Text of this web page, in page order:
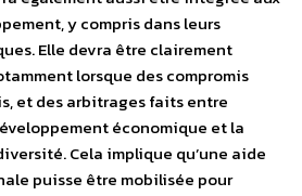
y compris dans leurs
Elle devra être clairement
lorsque des compromis
et des arbitrages faits entre
économique et la
Cela implique qu’une aide
puisse être mobilisée pour